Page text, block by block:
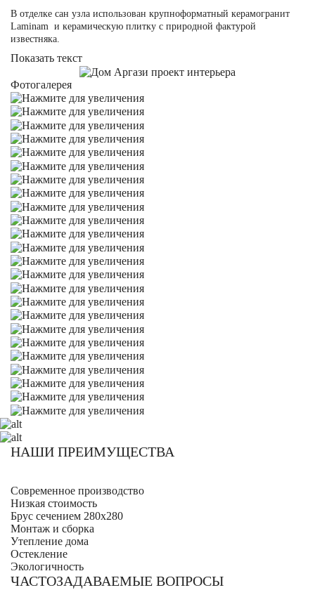
В отделке сан узла использован крупноформатный керамогранит
Laminam и керамическую плитку с природной фактурой
известняка.
Показать текст
Фотогалерея
НАШИ ПРЕИМУЩЕСТВА
Современное производство
Низкая стоимость
Брус сечением 280х280
Монтаж и сборка
Утепление дома
Остекление
Экологичность
ЧАСТОЗАДАВАЕМЫЕ ВОПРОСЫ